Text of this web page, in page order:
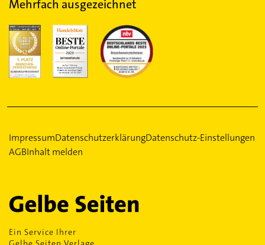
Mehrfach ausgezeichnet
ImpressumDatenschutzerklärungDatenschutz-Einstellungen
AGBInhalt melden
Ein Service Ihrer